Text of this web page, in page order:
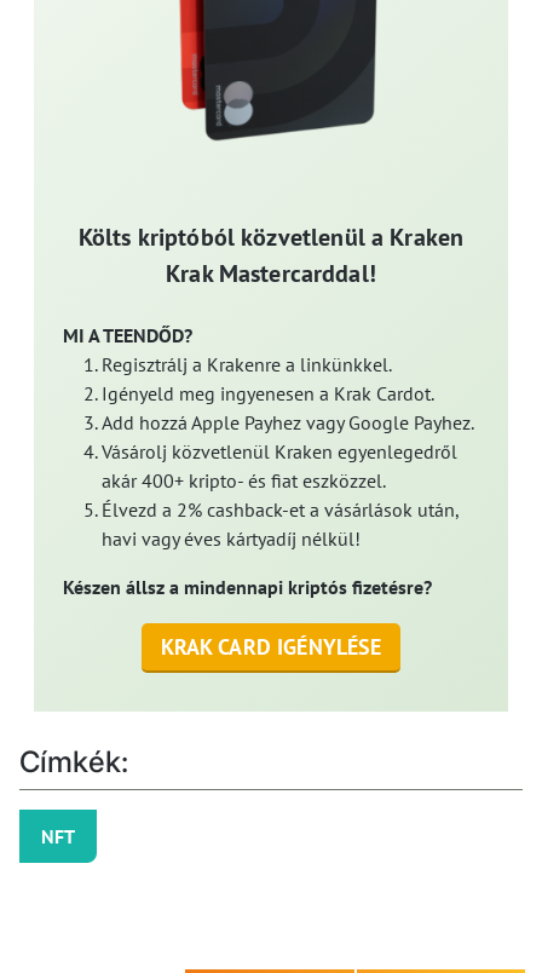
Költs kriptóból közvetlenül a Kraken
Krak Mastercarddal!
MI A TEENDŐD?
Regisztrálj a Krakenre a linkünkkel.
Igényeld meg ingyenesen a Krak Cardot.
Add hozzá Apple Payhez vagy Google Payhez.
Vásárolj közvetlenül Kraken egyenlegedről
akár 400+ kripto- és fiat eszközzel.
Élvezd a 2% cashback-et a vásárlások után,
havi vagy éves kártyadíj nélkül!
Készen állsz a mindennapi kriptós fizetésre?
KRAK CARD IGÉNYLÉSE
Címkék:
NFT